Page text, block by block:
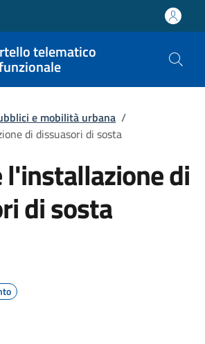
telematico
panee mobilità urbana /
di dissuasori di sosta
l'installazione di
di sosta